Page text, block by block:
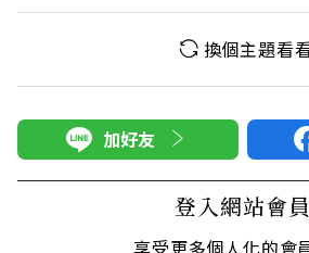
換個主題看
加好友
登入網站會員
享受更多個人化的會